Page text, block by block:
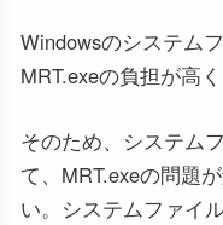
Windowsのシステム
MRT.exeの負担が高
そのため、システム
て、MRT.exeの問題
い。システムファイ